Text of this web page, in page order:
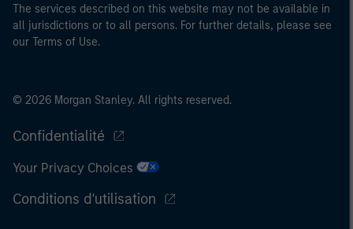
la Banque Mondiale, le FMI, la BCE, la BEI et d'autres
organisations internationales similaires agissant pour
leur propre compte.
peut ne pas être définie par l'autorité de réglementation
The services described on this website may not be available in
all jurisdictions or to all persons. For further details, please see
our Terms of Use.
© 2026 Morgan Stanley. All rights reserved.
Confidentialité
Your Privacy Choices
Conditions d'utilisation